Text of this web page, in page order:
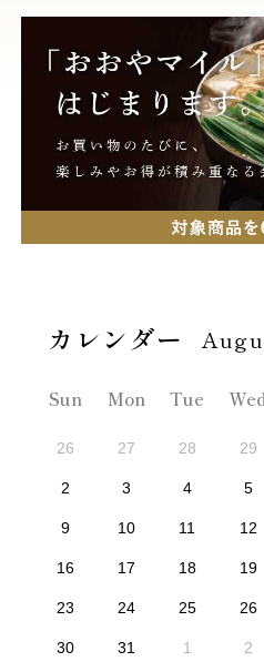
Sun Mon Tue Wed
26 27 28 29
2 3 4 5
9 10 11 12
16 17 18 19
23 24 25 26
30 31 1 2